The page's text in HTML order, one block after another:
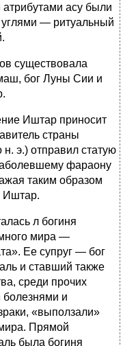
асу были
углями — ритуальный
существовала
бог Луны Сии и
Иштар приносит
страны
э.) отправил статую
фараону
таким образом
Иштар.
л богиня
мира —
Ее супруг — бог
и ставший также
среди прочих
болезнями и
«выползали»
Прямой
была богиня